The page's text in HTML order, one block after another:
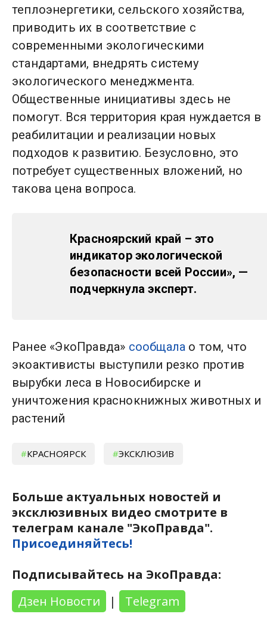
теплоэнергетики, сельского хозяйства,
приводить их в соответствие с
современными экологическими
стандартами, внедрять систему
экологического менеджмента.
Общественные инициативы здесь не
помогут. Вся территория края нуждается в
реабилитации и реализации новых
подходов к развитию. Безусловно, это
потребует существенных вложений, но
такова цена вопроса.
Красноярский край – это
индикатор экологической
безопасности всей России», —
подчеркнула эксперт.
Ранее «ЭкоПравда» сообщала о том, что
экоактивисты выступили резко против
вырубки леса в Новосибирске и
уничтожения краснокнижных животных и
растений
КРАСНОЯРСК ЭКСКЛЮЗИВ
Больше актуальных новостей и
эксклюзивных видео смотрите в
телеграм канале "ЭкоПравда".
Присоединяйтесь!
Подписывайтесь на ЭкоПравда:
Дзен Новости
| Telegram